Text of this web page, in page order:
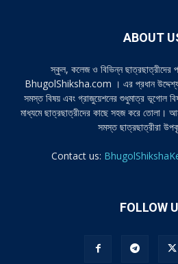
ABOUT
স্কুল, কলেজ ও বিভিন্ন ছাত্রছাত্রীদের
BhugolShiksha.com । এর প্রধান উদ্দেশ্য
সমস্ত বিষয় এবং গ্রাজুয়েশনের শুধুমাত্র ভূগোল
মাধ্যমে ছাত্রছাত্রীদের কাছে সহজ করে তোলা।
সমস্ত ছাত্রছাত্রীরা
Contact us:
FOLLOW